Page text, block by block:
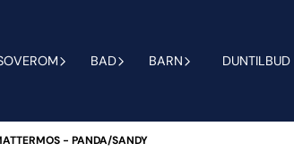
BAD BARN DUNTILBUD
- PANDA/SANDY